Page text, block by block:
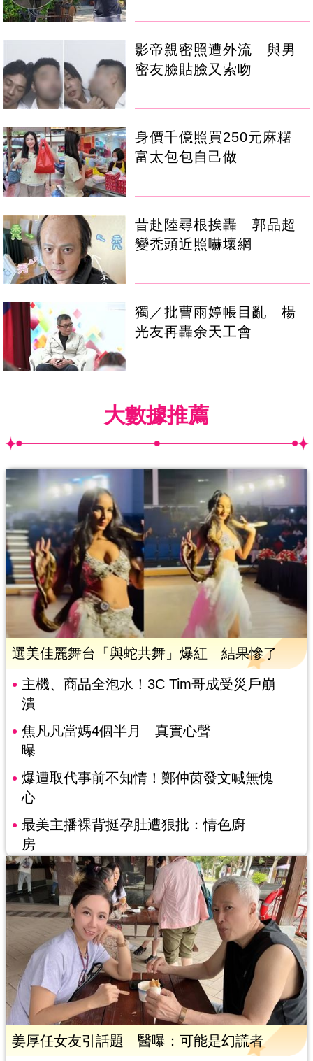
影帝親密照遭外流 與男
密友臉貼臉又索吻
身價千億照買250元麻糬
富太包包自己做
昔赴陸尋根挨轟 郭品超
變禿頭近照嚇壞網
獨／批曹雨婷帳目亂 楊
光友再轟余天工會
大數據推薦
選美佳麗舞台「與蛇共舞」爆紅 結果慘了
主機、商品全泡水！3C Tim哥成受災戶崩
潰
焦凡凡當媽4個半月 真實心聲
曝
爆遭取代事前不知情！鄭仲茵發文喊無愧
心
最美主播裸背挺孕肚遭狠批：情色廚
房
姜厚任女友引話題 醫曝：可能是幻謊者